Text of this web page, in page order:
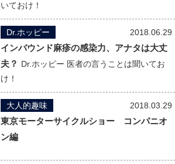
いておけ！
2018.06.29
Dr.ホッピー
インバウンド麻疹の感染力、アナタは大丈
夫？ Dr.ホッピー 医者の言うことは聞いてお
け！
2018.03.29
大人的趣味
東京モーターサイクルショー コンパニオ
ン編